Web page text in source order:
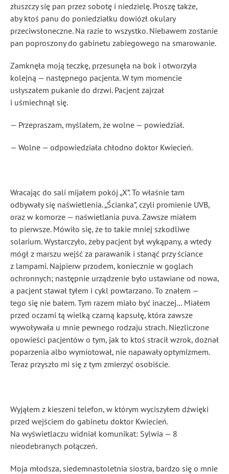
złuszczy się pan przez sobotę i niedzielę. Proszę także,
aby ktoś panu do poniedziałku dowiózł okulary
przeciwsłoneczne. Na razie to wszystko. Niebawem zostanie
pan poproszony do gabinetu zabiegowego na smarowanie.
Zamknęła moją teczkę, przesunęła na bok i otworzyła
kolejną — następnego pacjenta. W tym momencie
usłyszałem pukanie do drzwi. Pacjent zajrzał
i uśmiechnął się.
— Przepraszam, myślałem, że wolne — powiedział.
— Wolne — odpowiedziała chłodno doktor Kwiecień.
Wracając do sali mijałem pokój „X”. To właśnie tam
odbywały się naświetlenia. „Ścianka”, czyli promienie UVB,
oraz w komorze — naświetlania puva. Zawsze miałem
to pierwsze. Mówiło się, że to takie mniej szkodliwe
solarium. Wystarczyło, żeby pacjent był wykąpany, a wtedy
mógł z marszu wejść za parawanik i stanąć przy ściance
z lampami. Najpierw przodem, koniecznie w goglach
ochronnych; następnie urządzenie było ustawiane od nowa,
a pacjent stawał tyłem i cykl powtarzano. To znałem —
tego się nie bałem. Tym razem miało być inaczej… Miałem
przed oczami tą wielką czarną kapsułę, która zawsze
wywoływała u mnie pewnego rodzaju strach. Niezliczone
opowieści pacjentów o tym, jak to ktoś stracił wzrok, doznał
poparzenia albo wymiotował, nie napawały optymizmem.
Teraz przyszło mi się z tym zmierzyć osobiście.
Wyjąłem z kieszeni telefon, w którym wyciszyłem dźwięki
przed wejściem do gabinetu doktor Kwiecień.
Na wyświetlaczu widniał komunikat: Sylwia — 8
nieodebranych połączeń.
Moja młodsza, siedemnastoletnia siostra, bardzo się o mnie